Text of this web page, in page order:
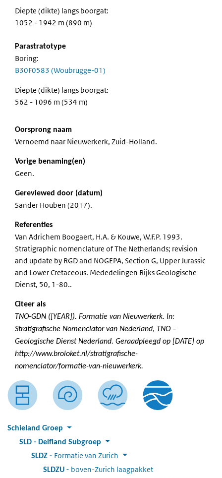
Diepte (dikte) langs boorgat:
1052 - 1942 m (890 m)
Parastratotype
Boring:
B30F0583 (Woubrugge-01)
Diepte (dikte) langs boorgat:
562 - 1096 m (534 m)
Oorsprong naam
Vernoemd naar Nieuwerkerk, Zuid-Holland.
Vorige benaming(en)
Geen.
Gereviewed door (datum)
Sander Houben (2017).
Referenties
Van Adrichem Boogaert, H.A. & Kouwe, W.F.P. 1993.
Stratigraphic nomenclature of The Netherlands; revision
and update by RGD and NOGEPA, Section G, Upper Jurassic
and Lower Cretaceous. Mededelingen Rijks Geologische
Dienst, 50, 1-80..
Citeer als
TNO-GDN ([YEAR]). Formatie van Nieuwerkerk. In:
Stratigrafische Nomenclator van Nederland, TNO –
Geologische Dienst Nederland. Geraadpleegd op [DATE] op
http://www.broloket.nl/stratigrafische-
nomenclator/formatie-van-nieuwerkerk.
Schieland Groep
SLD
Delfland Subgroep
SLDZ
Formatie van Zurich
SLDZU boven-Zurich laagpakket